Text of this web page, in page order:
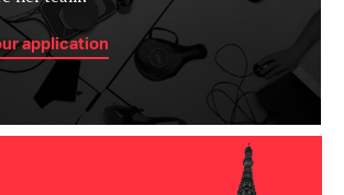
application